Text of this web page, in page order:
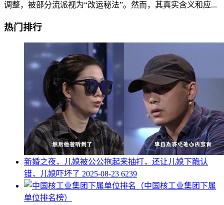
调整，被部分流派视为“改运秘法”。然而，其真实含义和应...
热门排行
​新婚之夜，儿媳被公公拖起来抽打，还让儿媳下跪认
错，儿媳吓坏了 2025-08-23 6239